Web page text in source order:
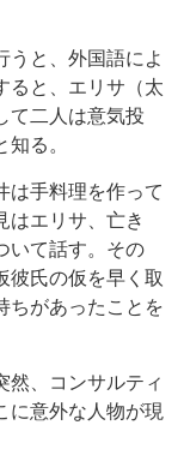
と、外国語によ
ると、エリサ（太
て二人は意気投
る。
手料理を作って
はエリサ、亡き
いて話す。その
彼氏の仮を早く取
ちがあったことを
、コンサルティ
に意外な人物が現